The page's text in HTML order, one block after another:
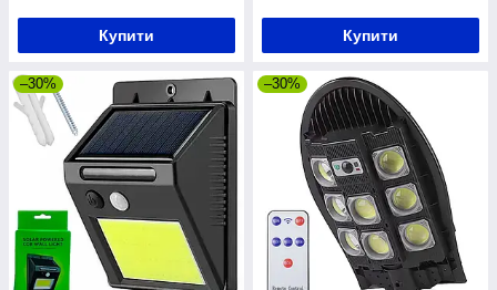
Купити Купити
–30% –30%